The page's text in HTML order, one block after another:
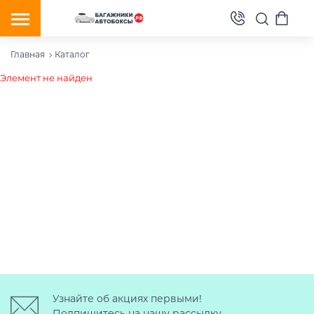
Главная Каталог
Элемент не найден
Узнайте об акциях первыми!